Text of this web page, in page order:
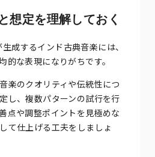
想定を理解しておく
成するインド古典音楽には、
的な表現になりがちです。
楽のクオリティや伝統性につ
し、複数パターンの試行を行
点や調整ポイントを見極めな
て仕上げる工夫をしましょ